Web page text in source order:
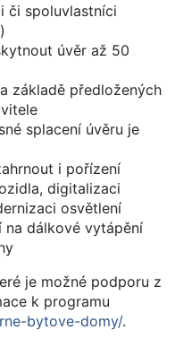
či spoluvlastníci
úvěr až 50
základě předložených
splacení úvěru je
i pořízení
digitalizaci
osvětlení
dálkové vytápění
je možné podporu z
k programu
bytove-domy/.